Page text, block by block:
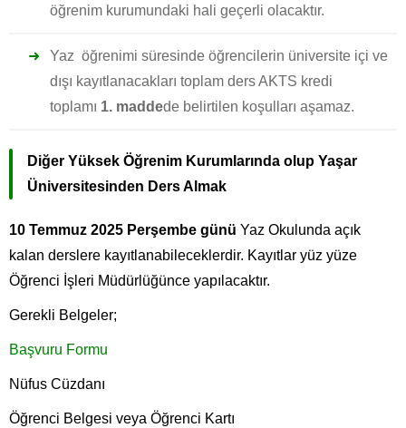
öğrenim kurumundaki hali geçerli olacaktır.
Yaz öğrenimi süresinde öğrencilerin üniversite içi ve
dışı kayıtlanacakları toplam ders AKTS kredi
toplamı 1. maddede belirtilen koşulları aşamaz.
Diğer Yüksek Öğrenim Kurumlarında olup Yaşar
Üniversitesinden Ders Almak
10 Temmuz 2025 Perşembe günü Yaz Okulunda açık
kalan derslere kayıtlanabileceklerdir. Kayıtlar yüz yüze
Öğrenci İşleri Müdürlüğünce yapılacaktır.
Gerekli Belgeler;
Başvuru Formu
Nüfus Cüzdanı
Öğrenci Belgesi veya Öğrenci Kartı